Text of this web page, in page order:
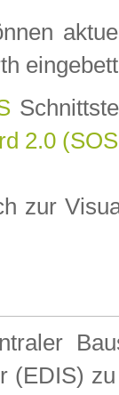
2.0
zur
(EDIS)